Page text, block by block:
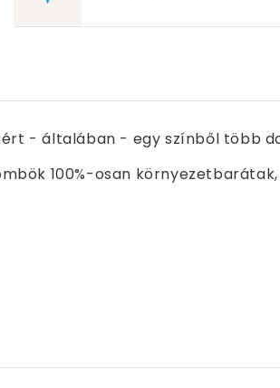
- általában - egy színből több
100%-osan